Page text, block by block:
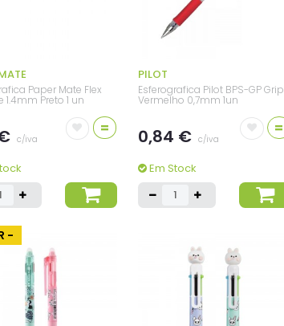
Paper Mate Flex
1.4mm Preto 1 un
c/iva
=
PILOT
Esferografica Pilot BPS-GP Grip
Vermelho 0,7mm 1un
0,84 € c/iva
=
Em Stock
-